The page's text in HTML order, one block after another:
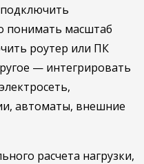
подключить
понимать масштаб
роутер или ПК
— интегрировать
автоматы, внешние
расчета нагрузки,